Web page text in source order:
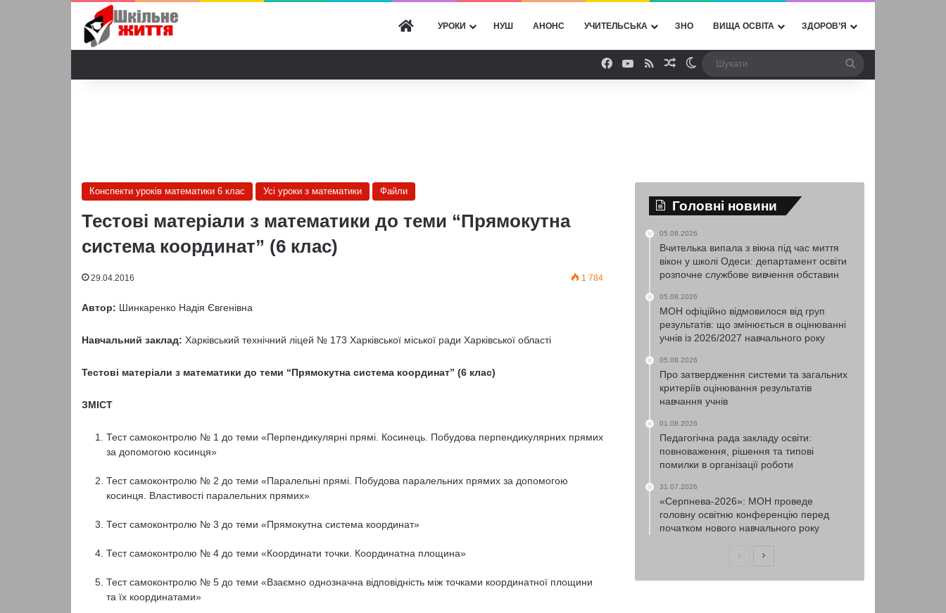
ГОЛОВНА
УРОКИ НУШ АНОНС УЧИТЕЛЬСЬКА ЗНО ВИЩА ОСВІТА ЗДОРОВ’Я
Facebook
YouTube
RSSВипадкова стаття
Switch skin
Конспекти уроків математики 6 клас Усі уроки з математики Файли
Тестові матеріали з математики до теми “Прямокутна
система координат” (6 клас)
29.04.2016 1 784
Автор: Шинкаренко Надія Євгенівна
Навчальний заклад: Харківський технічний ліцей № 173 Харківської міської ради Харківської області
Тестові матеріали з математики до теми “Прямокутна система координат” (6 клас)
ЗМІСТ
Тест самоконтролю № 1 до теми «Перпендикулярні прямі. Косинець. Побудова перпендикулярних прямих
за допомогою косинця»
Тест самоконтролю № 2 до теми «Паралельні прямі. Побудова паралельних прямих за допомогою
косинця. Властивості паралельних прямих»
Тест самоконтролю № 3 до теми «Прямокутна система координат»
Тест самоконтролю № 4 до теми «Координати точки. Координатна площина»
Тест самоконтролю № 5 до теми «Взаємно однозначна відповідність між точками координатної площини
та їх координатами»
Головні новини
05.08.2026
Вчителька випала з вікна під час миття
вікон у школі Одеси: департамент освіти
розпочне службове вивчення обставин
05.08.2026
МОН офіційно відмовилося від груп
результатів: що змінюється в оцінюванні
учнів із 2026/2027 навчального року
05.08.2026
Про затвердження системи та загальних
критеріїв оцінювання результатів
навчання учнів
01.08.2026
Педагогічна рада закладу освіти:
повноваження, рішення та типові
помилки в організації роботи
31.07.2026
«Серпнева-2026»: МОН проведе
головну освітню конференцію перед
початком нового навчального року
ПопередняНаступна